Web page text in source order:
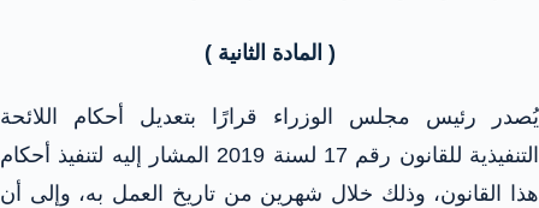
( المادة الثانية )
يُصدر رئيس مجلس الوزراء قرارًا بتعديل أحكام اللائحة
التنفيذية للقانون رقم 17 لسنة 2019 المشار إليه لتنفيذ أحكام
هذا القانون، وذلك خلال شهرين من تاريخ العمل به، وإلى أن